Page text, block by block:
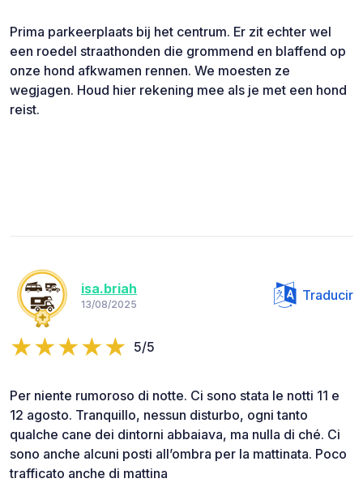
Prima parkeerplaats bij het centrum. Er zit echter wel
een roedel straathonden die grommend en blaffend op
onze hond afkwamen rennen. We moesten ze
wegjagen. Houd hier rekening mee als je met een hond
reist.
isa.briah
13/08/2025
Traducir
5/5
Per niente rumoroso di notte. Ci sono stata le notti 11 e
12 agosto. Tranquillo, nessun disturbo, ogni tanto
qualche cane dei dintorni abbaiava, ma nulla di ché. Ci
sono anche alcuni posti all’ombra per la mattinata. Poco
trafficato anche di mattina